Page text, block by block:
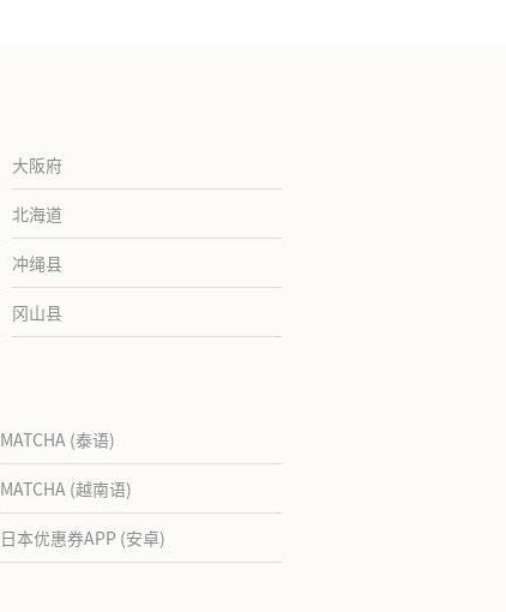
大阪府
北海道
冲绳县
冈山县
MATCHA (泰语)
MATCHA (越南语)
日本优惠券APP (安卓)